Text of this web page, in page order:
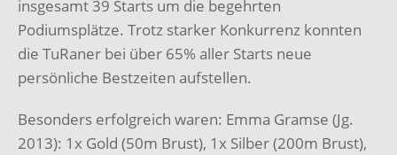
insgesamt 39 Starts um die begehrten
Podiumsplätze. Trotz starker Konkurrenz konnten
die TuRaner bei über 65% aller Starts neue
persönliche Bestzeiten aufstellen.
Besonders erfolgreich waren: Emma Gramse (Jg.
2013): 1x Gold (50m Brust), 1x Silber (200m Brust),